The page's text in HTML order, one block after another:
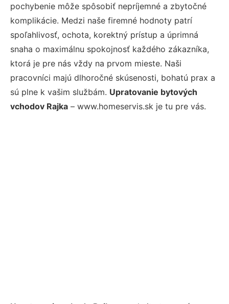
pochybenie môže spôsobiť nepríjemné a zbytočné
komplikácie. Medzi naše firemné hodnoty patrí
spoľahlivosť, ochota, korektný prístup a úprimná
snaha o maximálnu spokojnosť každého zákazníka,
ktorá je pre nás vždy na prvom mieste. Naši
pracovníci majú dlhoročné skúsenosti, bohatú prax a
sú plne k vašim službám. Upratovanie bytových
vchodov Rajka – www.homeservis.sk je tu pre vás.